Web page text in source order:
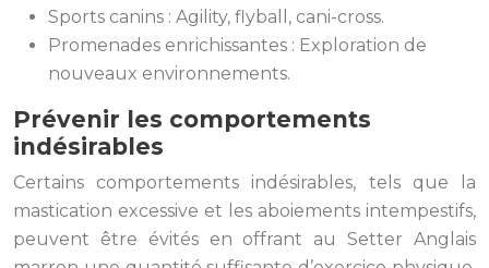
Sports canins : Agility, flyball, cani-cross.
Promenades enrichissantes : Exploration de
nouveaux environnements.
Prévenir les comportements
indésirables
Certains comportements indésirables, tels que la
mastication excessive et les aboiements intempestifs,
peuvent être évités en offrant au Setter Anglais